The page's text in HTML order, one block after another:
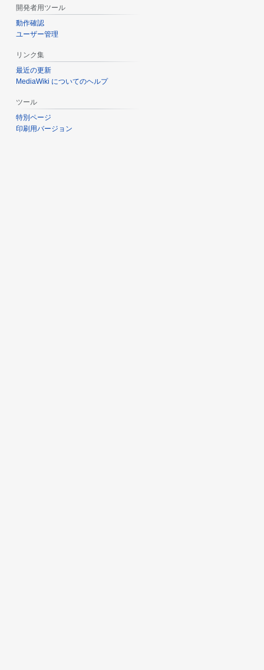
開発者用ツール
動作確認
ユーザー管理
リンク集
最近の更新
MediaWiki についてのヘルプ
ツール
特別ページ
印刷用バージョン